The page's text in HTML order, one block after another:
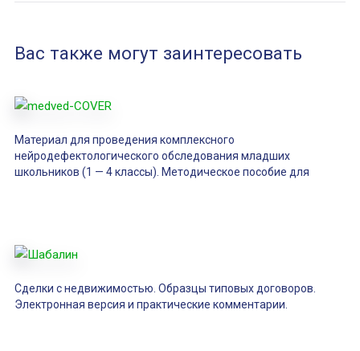
Вас также могут заинтересовать
Материал для проведения комплексного
нейродефектологического обследования младших
школьников (1 — 4 классы). Методическое пособие для
Сделки с недвижимостью. Образцы типовых договоров.
Электронная версия и практические комментарии.